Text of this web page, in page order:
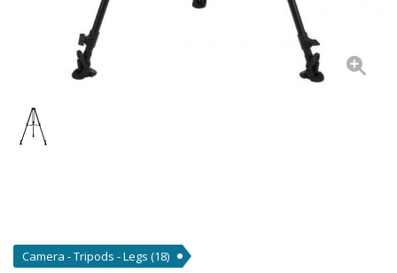
Camera - Tripods - Legs (18)